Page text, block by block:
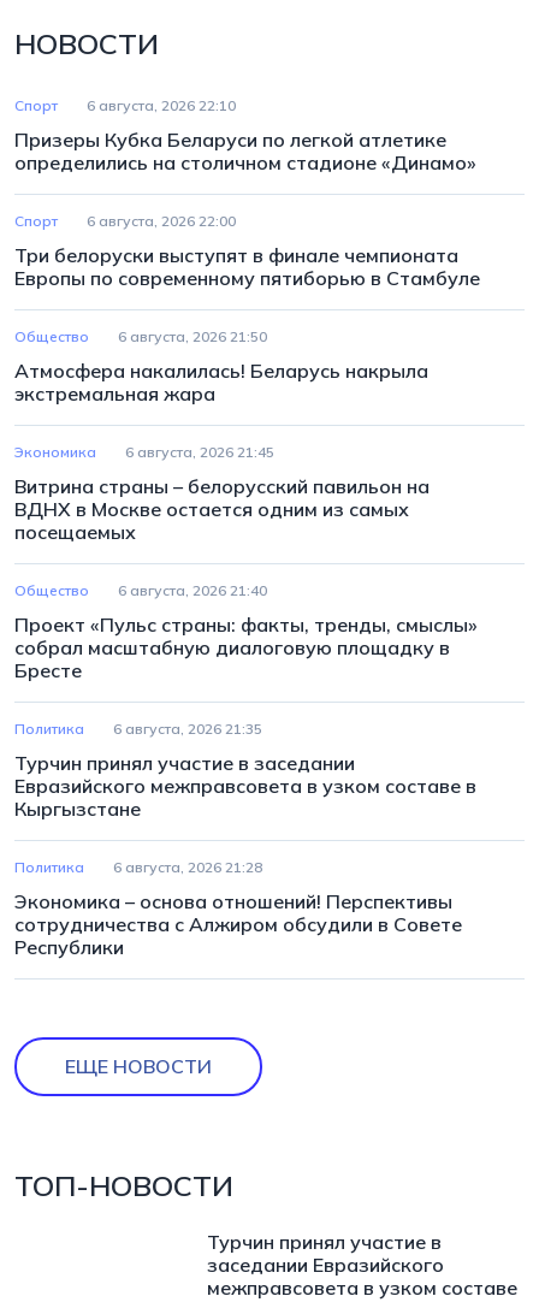
НОВОСТИ
Спорт 6 августа, 2026 22:10
Призеры Кубка Беларуси по легкой атлетике
определились на столичном стадионе «Динамо»
Спорт 6 августа, 2026 22:00
Три белоруски выступят в финале чемпионата
Европы по современному пятиборью в Стамбуле
Общество 6 августа, 2026 21:50
Атмосфера накалилась! Беларусь накрыла
экстремальная жара
Экономика 6 августа, 2026 21:45
Витрина страны – белорусский павильон на
ВДНХ в Москве остается одним из самых
посещаемых
Общество 6 августа, 2026 21:40
Проект «Пульс страны: факты, тренды, смыслы»
собрал масштабную диалоговую площадку в
Бресте
Политика 6 августа, 2026 21:35
Турчин принял участие в заседании
Евразийского межправсовета в узком составе в
Кыргызстане
Политика 6 августа, 2026 21:28
Экономика – основа отношений! Перспективы
сотрудничества с Алжиром обсудили в Совете
Республики
ЕЩЕ НОВОСТИ
ТОП-НОВОСТИ
Турчин принял участие в
заседании Евразийского
межправсовета в узком составе